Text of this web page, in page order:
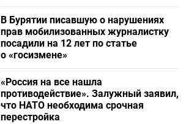
В Бурятии писавшую о нарушениях
прав мобилизованных журналистку
посадили на 12 лет по статье
о «госизмене»
«Россия на все нашла
противодействие». Залужный заявил,
что НАТО необходима срочная
перестройка